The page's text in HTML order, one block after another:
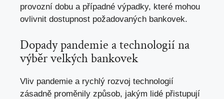
provozní dobu a případné výpadky, které mohou
ovlivnit dostupnost požadovaných bankovek.
Dopady pandemie a technologií na
výběr velkých bankovek
Vliv pandemie a rychlý rozvoj technologií
zásadně proměnily způsob, jakým lidé přistupují